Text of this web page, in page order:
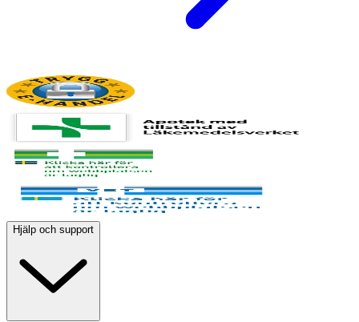
Hjälp och support